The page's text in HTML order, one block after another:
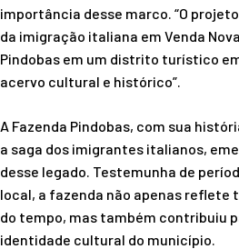
importância desse marco. “O
da imigração italiana em Venda
Pindobas em um distrito turístico
acervo cultural e histórico”.
A Fazenda Pindobas, com sua
a saga dos imigrantes italianos,
desse legado. Testemunha de
local, a fazenda não apenas reflete
do tempo, mas também contribuiu
identidade cultural do município.